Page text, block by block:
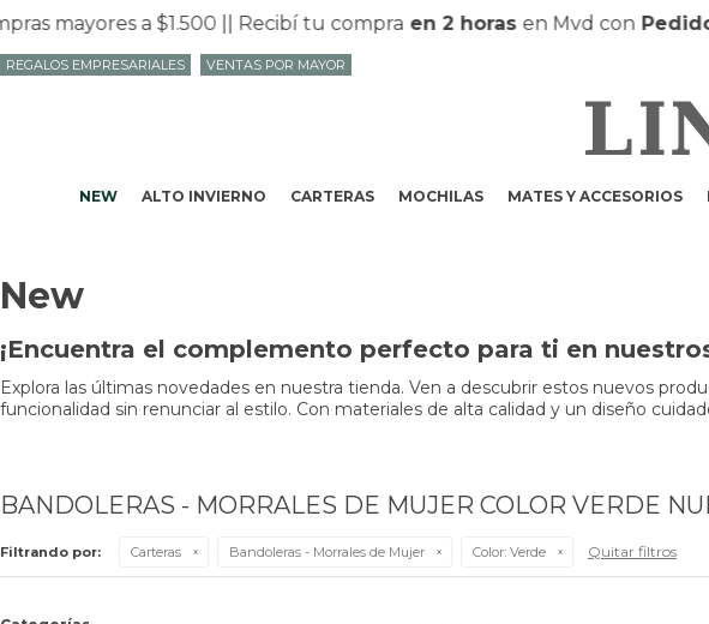
mayores a $1.500 || Recibí tu compraen 2 horasen Mvd conPedido
NEW ALTO INVIERNO CARTERAS MOCHILAS MATES Y ACCESORIOS
REGALOS EMPRESARIALES VENTAS POR MAYOR
New
¡Encuentra el complemento perfecto para ti en
Explora las últimas novedades en nuestra tienda. Ven a descubrir estos nuevos
funcionalidad sin renunciar al estilo. Con materiales de alta calidad y un diseño
BANDOLERAS - MORRALES DE MUJER COLOR VERDE
Filtrando por: Carteras Bandoleras - Morrales de Mujer Color: Verde Quitar filtros